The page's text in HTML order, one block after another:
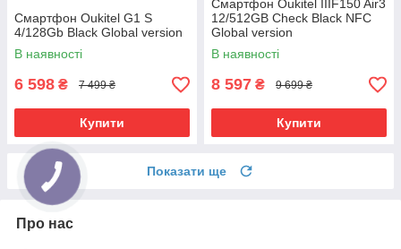
Смартфон Oukitel G1 S
4/128Gb Black Global version
В наявності
6 598 ₴ 7 499 ₴
Купити
Смартфон Oukitel IIIF150 Air3
12/512GB Check Black NFC
Global version
В наявності
8 597 ₴ 9 699 ₴
Купити
Показати ще
Про нас